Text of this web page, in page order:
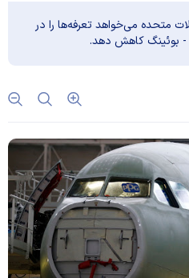
متحده می‌خواهد تعرفه‌ها را در
- بوئینگ کاهش دهد.